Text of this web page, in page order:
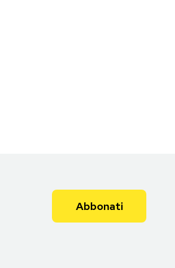
Abbonati